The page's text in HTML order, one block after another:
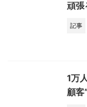
頑張
記事
1万
顧客